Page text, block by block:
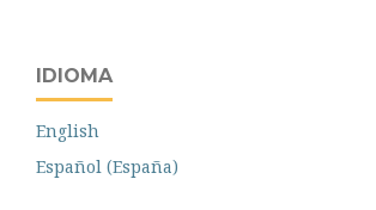
IDIOMA
English
Español (España)